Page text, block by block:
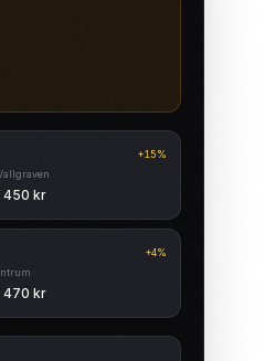
+15%
450 kr
+4%
470 kr